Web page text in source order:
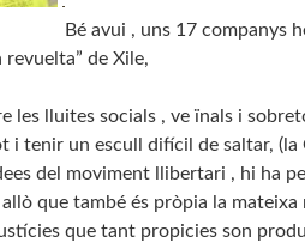
Bé avui , uns 17 companys
revuelta” de Xile,
les lluites socials , ve ïnals i
i tenir un escull difícil de saltar, (
del moviment llibertari , hi ha
que també és pròpia la mateixa
que tant propicies son